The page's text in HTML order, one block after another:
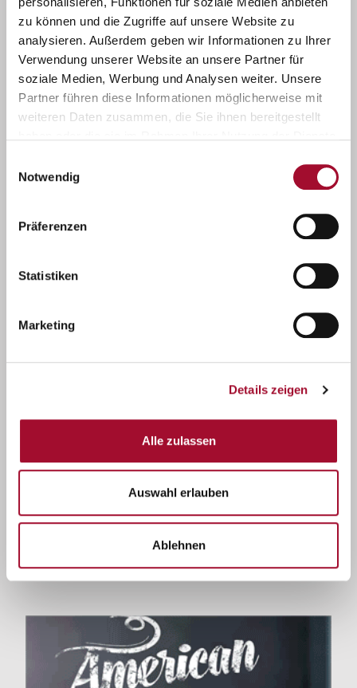
zu können und die Zugriffe auf unsere Website zu
analysieren. Außerdem geben wir Informationen zu Ihrer
Verwendung unserer Website an unsere Partner für
soziale Medien, Werbung und Analysen weiter. Unsere
Partner führen diese Informationen möglicherweise mit
weiteren Daten zusammen, die Sie ihnen bereitgestellt
Notwendig
Präferenzen
Statistiken
Marketing
Details zeigen
Alle zulassen
Auswahl erlauben
Ablehnen
Rund um Kuchenglanz
Wintergebäcke